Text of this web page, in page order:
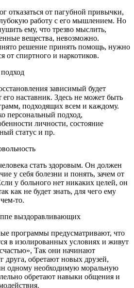
отказаться от пагубной привычки,
работу с его мышлением. Но
ему, что трезво мыслить,
вещества, невозможно.
решение принять помощь, нужно
от спиртного и наркотиков.
зависимый будет
его наставник. Здесь не может быть
подходящих всем и каждому.
персональный подход,
личности, состояние
статус и пр.
стать здоровым. Он должен
у себя болезни и понять, зачем от
у больного нет никаких целей, он
как не будет знать, для чего ему
то.
выздоравливающих
программы предусматривают, что
в изолированных условиях и живут
Так они начинают
друга, обретают новых друзей,
одному необходимую моральную
обретают навыки общения и